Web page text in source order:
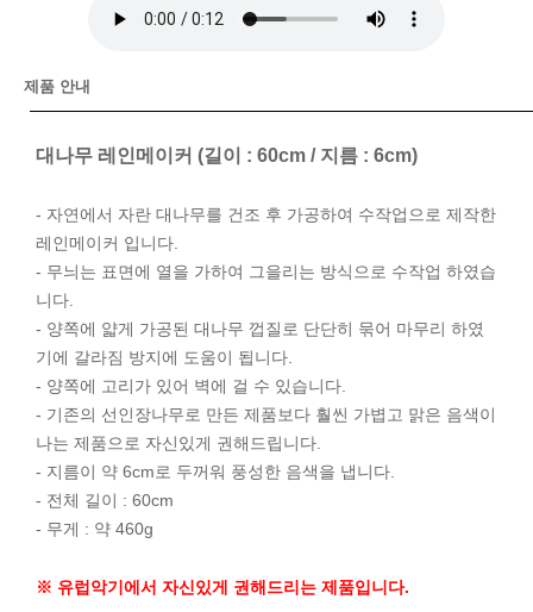
제품 안내
대나무 레인메이커 (길이 : 60cm / 지름 : 6cm)
- 자연에서 자란 대나무를 건조 후 가공하여 수작업으로 제작한
레인메이커 입니다.
- 무늬는 표면에 열을 가하여 그을리는 방식으로 수작업 하였습
니다.
- 양쪽에 얇게 가공된 대나무 껍질로 단단히 묶어 마무리 하였
기에 갈라짐 방지에 도움이 됩니다.
- 양쪽에 고리가 있어 벽에 걸 수 있습니다.
- 기존의 선인장나무로 만든 제품보다 훨씬 가볍고 맑은 음색이
나는 제품으로 자신있게 권해드립니다.
- 지름이 약 6cm로 두꺼워 풍성한 음색을 냅니다.
- 전체 길이 : 60cm
- 무게 : 약 460g
※ 유럽악기에서 자신있게 권해드리는 제품입니다.